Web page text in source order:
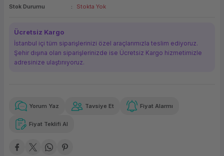
Stok Durumu
Stokta Yok
Ücretsiz Kargo
İstanbul içi tüm siparişlerinizi özel araçlarımızla teslim ediyoruz.
Şehir dışına olan siparişlerinizde ise Ücretsiz Kargo hizmetimizle
adresinize ulaştırııyoruz.
Güvenilir Alışveriş
Kolay iade imkanı
1.599,03 TL
Yorum Yaz Tavsiye Et Fiyat Alarmı
Fiyat Teklifi Al